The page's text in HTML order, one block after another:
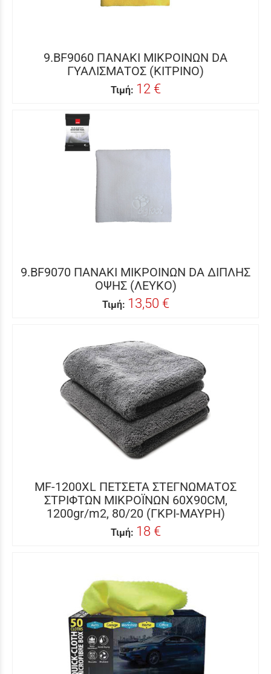
9.BF9060 ΠΑΝΑΚΙ ΜΙΚΡΟΙΝΩΝ DA
ΓΥΑΛΙΣΜΑΤΟΣ (ΚΙΤΡΙΝΟ)
Τιμή: 12 €
9.BF9070 ΠΑΝΑΚΙ ΜΙΚΡΟΙΝΩΝ DA ΔΙΠΛΗΣ
ΟΨΗΣ (ΛΕΥΚΟ)
Τιμή: 13,50 €
MF-1200XL ΠΕΤΣΕΤΑ ΣΤΕΓΝΩΜΑΤΟΣ
ΣΤΡΙΦΤΩΝ ΜΙΚΡΟΪΝΩΝ 60Χ90CM,
1200gr/m2, 80/20 (ΓΚΡΙ-ΜΑΥΡΗ)
Τιμή: 18 €